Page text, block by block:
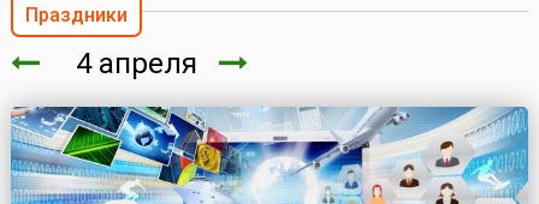
Праздники
4 апреля